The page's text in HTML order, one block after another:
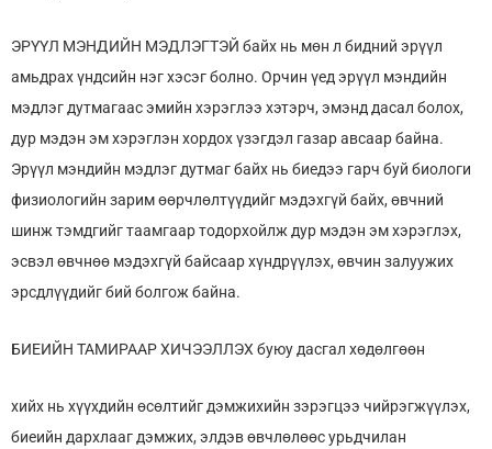
ЭРҮҮЛ МЭНДИЙН МЭДЛЭГТЭЙ байх нь мөн л бидний эрүүл
амьдрах үндсийн нэг хэсэг болно. Орчин үед эрүүл мэндийн
мэдлэг дутмагаас эмийн хэрэглээ хэтэрч, эмэнд дасал болох,
дур мэдэн эм хэрэглэн хордох үзэгдэл газар авсаар байна.
Эрүүл мэндийн мэдлэг дутмаг байх нь биедээ гарч буй биологи
физиологийн зарим өөрчлөлтүүдийг мэдэхгүй байх, өвчний
шинж тэмдгийг таамгаар тодорхойлж дур мэдэн эм хэрэглэх,
эсвэл өвчнөө мэдэхгүй байсаар хүндрүүлэх, өвчин залуужих
эрсдлүүдийг бий болгож байна.
БИЕИЙН ТАМИРААР ХИЧЭЭЛЛЭХ буюу дасгал хөдөлгөөн
хийх нь хүүхдийн өсөлтийг дэмжихийн зэрэгцээ чийрэгжүүлэх,
биеийн дархлааг дэмжих, элдэв өвчлөлөөс урьдчилан